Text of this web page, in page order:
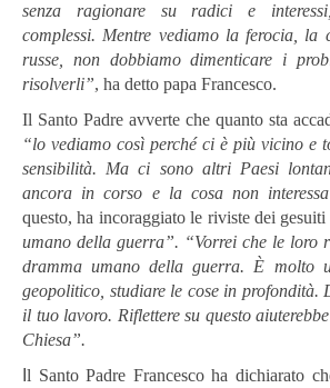
senza ragionare su radici e
complessi. Mentre vediamo la ferocia, la
russe, non dobbiamo dimenticare i
risolverli”, ha detto papa Francesco.
Il Santo Padre avverte che quanto sta
“lo vediamo così perché ci è più vicino e
sensibilità. Ma ci sono altri Paesi
ancora in corso e la cosa non
questo, ha incoraggiato le riviste dei
umano della guerra”. “Vorrei che le loro
dramma umano della guerra. È molto
geopolitico, studiare le cose in profondità.
il tuo lavoro. Riflettere su questo
Chiesa”.
l Santo Padre Francesco ha dichiarato